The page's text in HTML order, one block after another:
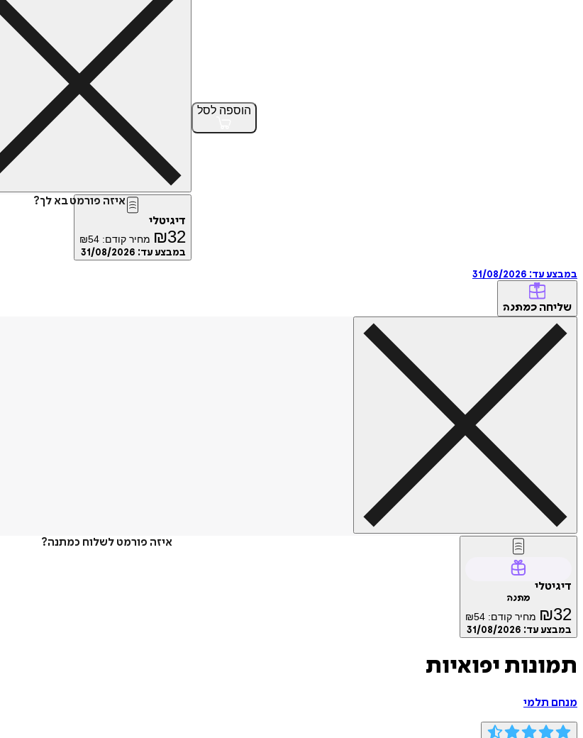
הוספה לסל
איזה פורמט בא לך?
דיגיטלי
₪32 מחיר קודם: ₪54
במבצע עד: 31/08/2026
במבצע עד: 31/08/2026
שליחה כמתנה
איזה פורמט לשלוח כמתנה?
דיגיטלי
מתנה
₪32 מחיר קודם: ₪54
במבצע עד: 31/08/2026
תמונות יפואיות
מנחם תלמי